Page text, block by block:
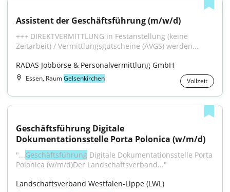
Assistent der Geschäftsführung (m/w/d)
+++ DIREKTVERMITTLUNG in Festanstellung (keine
Zeitarbeit) / Vermittlungsgutscheine (AVGS) werden...
RADAS Jobbörse & Personalvermittlung GmbH
Essen, RaumGelsenkirchen Vollzeit
Geschäftsführung Digitale
Dokumentationsstelle Porta Polonica (w/m/d)
"...Geschäftsführung Digitale Dokumentationsstelle Porta
Polonica (w/m/d)Der Landschaftsverband..."
Landschaftsverband Westfalen-Lippe (LWL)